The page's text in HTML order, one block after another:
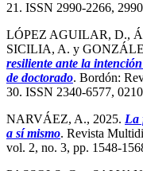
21. ISSN 2990-2266,
LÓPEZ AGUILAR, D.,
SICILIA, A. y
resiliente ante la
de doctorado. Bordón:
30. ISSN 2340-6577,
NARVÁEZ, A., 2025. La
a sí mismo. Revista
vol. 2, no. 3, pp. 1548-